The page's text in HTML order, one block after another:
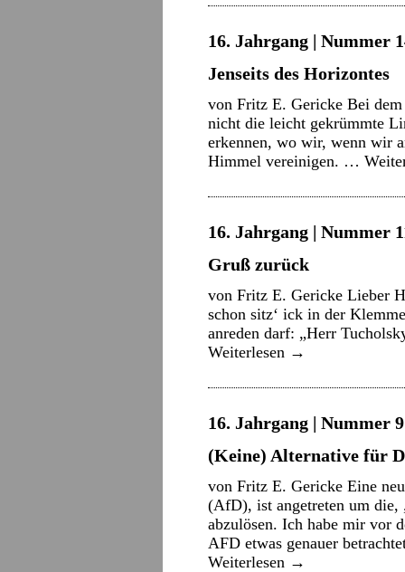
16. Jahrgang | Nummer
Jenseits des Horizontes
von Fritz E. Gericke Bei
nicht die leicht gekrümmte
erkennen, wo wir, wenn wir
Himmel vereinigen. …
16. Jahrgang | Nummer
Gruß zurück
von Fritz E. Gericke Lieber
schon sitz‘ ick in der
anreden darf: „Herr
Weiterlesen →
16. Jahrgang | Nummer
(Keine) Alternative für
von Fritz E. Gericke Eine
(AfD), ist angetreten um die,
abzulösen. Ich habe mir vor
AFD etwas genauer
Weiterlesen →